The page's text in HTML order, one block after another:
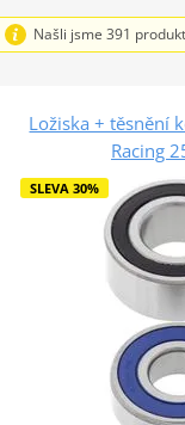
Našli jsme 391
Ložiska + těsnění
Racing
SLEVA 30%